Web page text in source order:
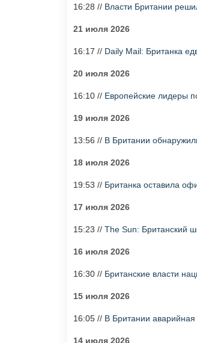
16:28 // Власти Британии
21 июля 2026
16:17 // Daily Mail: Британка
20 июля 2026
16:10 // Европейские лидеры
19 июля 2026
13:56 // В Британии
18 июля 2026
19:53 // Британка оставила
17 июля 2026
15:23 // The Sun: Британский
16 июля 2026
16:30 // Британские власти
15 июля 2026
16:05 // В Британии
14 июля 2026